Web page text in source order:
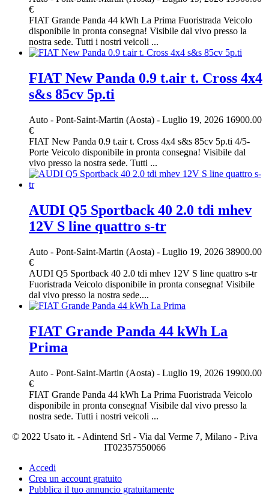
€
FIAT Grande Panda 44 kWh La Prima Fuoristrada Veicolo
disponibile in pronta consegna! Visibile dal vivo presso la
nostra sede. Tutti i nostri veicoli ...
FIAT New Panda 0.9 t.air t. Cross 4x4
s&s 85cv 5p.ti
Auto - Pont-Saint-Martin (Aosta) - Luglio 19, 2026 16900.00
€
FIAT New Panda 0.9 t.air t. Cross 4x4 s&s 85cv 5p.ti 4/5-
Porte Veicolo disponibile in pronta consegna! Visibile dal
vivo presso la nostra sede. Tutti ...
AUDI Q5 Sportback 40 2.0 tdi mhev
12V S line quattro s-tr
Auto - Pont-Saint-Martin (Aosta) - Luglio 19, 2026 38900.00
€
AUDI Q5 Sportback 40 2.0 tdi mhev 12V S line quattro s-tr
Fuoristrada Veicolo disponibile in pronta consegna! Visibile
dal vivo presso la nostra sede....
FIAT Grande Panda 44 kWh La
Prima
Auto - Pont-Saint-Martin (Aosta) - Luglio 19, 2026 19900.00
€
FIAT Grande Panda 44 kWh La Prima Fuoristrada Veicolo
disponibile in pronta consegna! Visibile dal vivo presso la
nostra sede. Tutti i nostri veicoli ...
© 2022 Usato it. - Adintend Srl - Via dal Verme 7, Milano - P.iva
IT02357550066
Accedi
Crea un account gratuito
Pubblica il tuo annuncio gratuitamente